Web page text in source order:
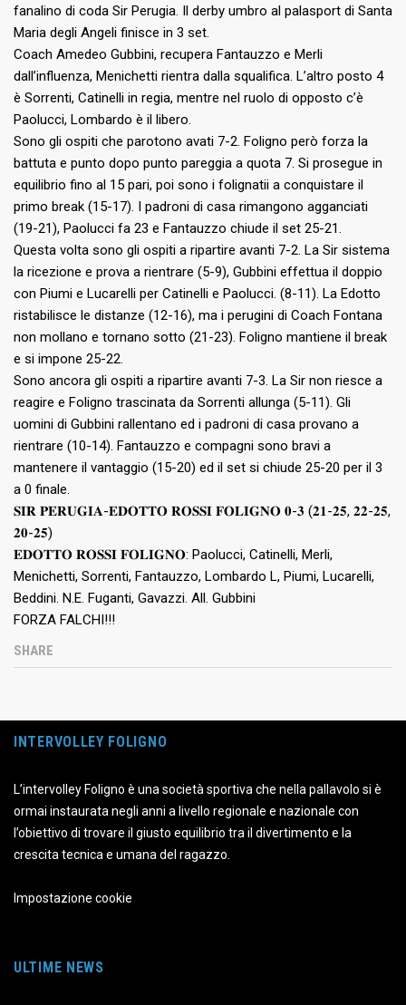
fanalino di coda Sir Perugia. Il derby umbro al palasport di Santa
Maria degli Angeli finisce in 3 set.
Coach Amedeo Gubbini, recupera Fantauzzo e Merli
dall’influenza, Menichetti rientra dalla squalifica. L’altro posto 4
è Sorrenti, Catinelli in regia, mentre nel ruolo di opposto c’è
Paolucci, Lombardo è il libero.
Sono gli ospiti che parotono avati 7-2. Foligno però forza la
battuta e punto dopo punto pareggia a quota 7. Si prosegue in
equilibrio fino al 15 pari, poi sono i folignatii a conquistare il
primo break (15-17). I padroni di casa rimangono agganciati
(19-21), Paolucci fa 23 e Fantauzzo chiude il set 25-21.
Questa volta sono gli ospiti a ripartire avanti 7-2. La Sir sistema
la ricezione e prova a rientrare (5-9), Gubbini effettua il doppio
con Piumi e Lucarelli per Catinelli e Paolucci. (8-11). La Edotto
ristabilisce le distanze (12-16), ma i perugini di Coach Fontana
non mollano e tornano sotto (21-23). Foligno mantiene il break
e si impone 25-22.
Sono ancora gli ospiti a ripartire avanti 7-3. La Sir non riesce a
reagire e Foligno trascinata da Sorrenti allunga (5-11). Gli
uomini di Gubbini rallentano ed i padroni di casa provano a
rientrare (10-14). Fantauzzo e compagni sono bravi a
mantenere il vantaggio (15-20) ed il set si chiude 25-20 per il 3
a 0 finale.
𝐒𝐈𝐑 𝐏𝐄𝐑𝐔𝐆𝐈𝐀-𝐄𝐃𝐎𝐓𝐓𝐎 𝐑𝐎𝐒𝐒𝐈 𝐅𝐎𝐋𝐈𝐆𝐍𝐎 𝟎-𝟑 (𝟐𝟏-𝟐𝟓, 𝟐𝟐-𝟐𝟓,
𝟐𝟎-𝟐𝟓)
𝐄𝐃𝐎𝐓𝐓𝐎 𝐑𝐎𝐒𝐒𝐈 𝐅𝐎𝐋𝐈𝐆𝐍𝐎: Paolucci, Catinelli, Merli,
Menichetti, Sorrenti, Fantauzzo, Lombardo L, Piumi, Lucarelli,
Beddini. N.E. Fuganti, Gavazzi. All. Gubbini
FORZA FALCHI!!!
SHARE
INTERVOLLEY FOLIGNO
L’intervolley Foligno è una società sportiva che nella pallavolo si è
ormai instaurata negli anni a livello regionale e nazionale con
l’obiettivo di trovare il giusto equilibrio tra il divertimento e la
crescita tecnica e umana del ragazzo.
Impostazione cookie
ULTIME NEWS